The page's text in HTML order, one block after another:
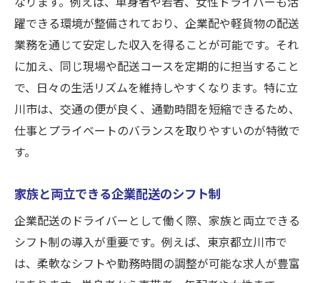
躍できる環境が整備されており、企業配や軽貨物の配送
業務を通じて安定した収入を得ることが可能です。それ
に加え、同じ現場や配送コースを定期的に担当すること
で、日々の生活リズムを維持しやすくなります。特に立
川市は、交通の便が良く、通勤時間を短縮できるため、
仕事とプライベートのバランスを取りやすいのが特徴で
す。
家族と両立できる企業配送のシフト制
企業配送のドライバーとして働く際、家族と両立できる
シフト制の導入が重要です。例えば、東京都立川市で
は、柔軟なシフトや勤務時間の調整が可能な求人が豊富